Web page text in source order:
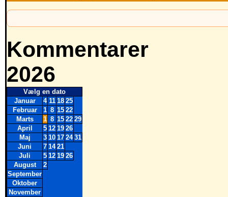
Kommentarer
2026
Vælg en dato
Januar
4 11 18 25
Februar
1 8 15 22
Marts
1 8 15 22 29
April
5 12 19 26
Maj
3 10 17 24 31
Juni
7 14 21
Juli
5 12 19 26
August
2
September
Oktober
November